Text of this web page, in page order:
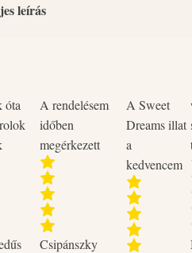
leírás
óta
A rendelésem
időben
megérkezett
Csipánszky
A Sweet
Dreams illat
a
kedvencem